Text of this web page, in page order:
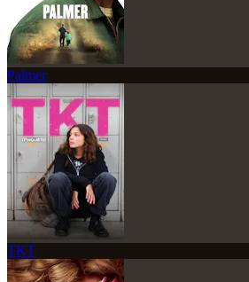
Palmer
TKT